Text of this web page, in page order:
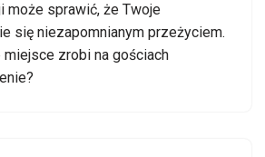
może sprawić, że Twoje
się niezapomnianym przeżyciem.
zrobi na gościach